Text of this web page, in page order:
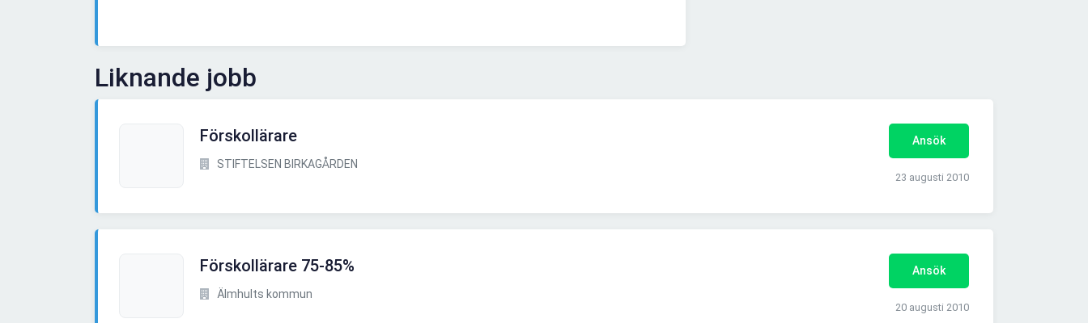
Liknande jobb
Förskollärare
STIFTELSEN BIRKAGÅRDEN
Ansök
23 augusti 2010
Förskollärare 75-85%
Älmhults kommun
Ansök
20 augusti 2010